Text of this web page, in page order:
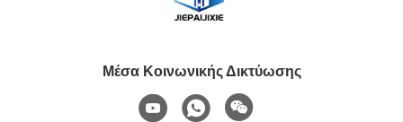
Μέσα Κοινωνικής Δικτύωσης